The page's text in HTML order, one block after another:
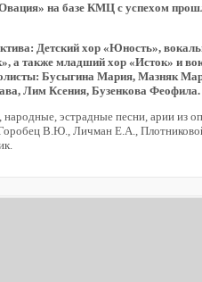
на базе КМЦ с успехом
Детский хор «Юность»,
а также младший хор «Исток» и
Бусыгина Мария, Мазняк
Лим Ксения, Бузенкова Феофила.
эстрадные песни, арии из
В.Ю., Личман Е.А.,